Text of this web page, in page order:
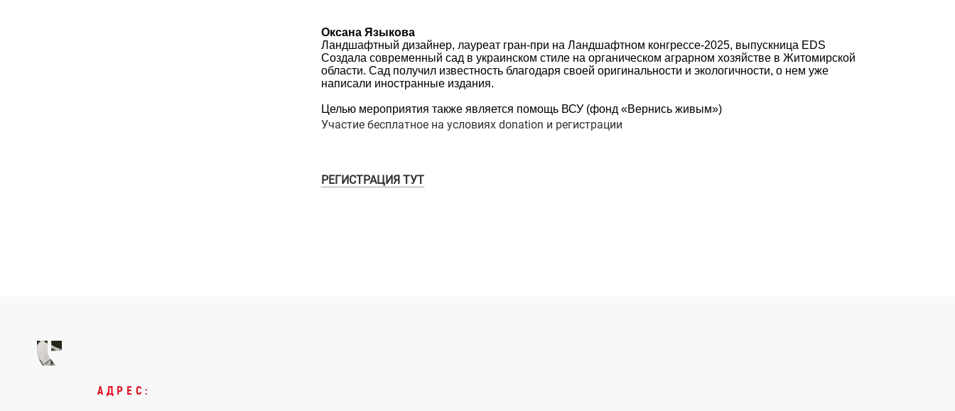
Оксана Языкова
Ландшафтный дизайнер, лауреат гран-при на Ландшафтном конгрессе-2025, выпускница EDS
Создала современный сад в украинском стиле на органическом аграрном хозяйстве в Житомирской
области. Cад получил известность благодаря своей оригинальности и экологичности, о нем уже
написали иностранные издания.
Целью мероприятия также является помощь ВСУ (фонд «Вернись живым»)
Участие бесплатное на условиях donation и регистрации
РЕГИСТРАЦИЯ ТУТ
АДРЕС: